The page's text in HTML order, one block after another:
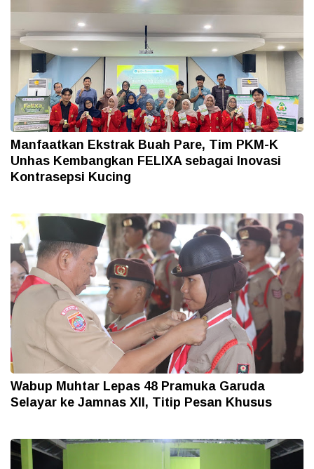
Manfaatkan Ekstrak Buah Pare, Tim PKM-K
Unhas Kembangkan FELIXA sebagai Inovasi
Kontrasepsi Kucing
Wabup Muhtar Lepas 48 Pramuka Garuda
Selayar ke Jamnas XII, Titip Pesan Khusus